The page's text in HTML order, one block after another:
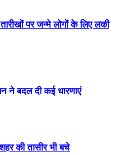
पर जन्मे लोगों के लिए लकी
ने बदल दी कई धारणाएं
की तासीर भी बचे